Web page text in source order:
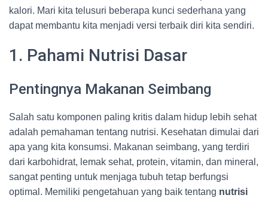
kalori. Mari kita telusuri beberapa kunci sederhana yang
dapat membantu kita menjadi versi terbaik diri kita sendiri.
1. Pahami Nutrisi Dasar
Pentingnya Makanan Seimbang
Salah satu komponen paling kritis dalam hidup lebih sehat
adalah pemahaman tentang nutrisi. Kesehatan dimulai dari
apa yang kita konsumsi. Makanan seimbang, yang terdiri
dari karbohidrat, lemak sehat, protein, vitamin, dan mineral,
sangat penting untuk menjaga tubuh tetap berfungsi
optimal. Memiliki pengetahuan yang baik tentang nutrisi